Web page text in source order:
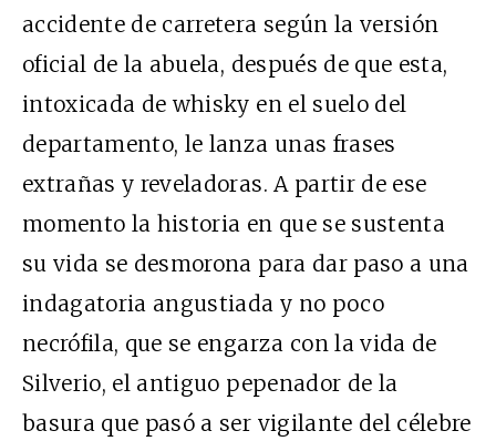
accidente de carretera según la versión
oficial de la abuela, después de que esta,
intoxicada de whisky en el suelo del
departamento, le lanza unas frases
extrañas y reveladoras. A partir de ese
momento la historia en que se sustenta
su vida se desmorona para dar paso a una
indagatoria angustiada y no poco
necrófila, que se engarza con la vida de
Silverio, el antiguo pepenador de la
basura que pasó a ser vigilante del célebre